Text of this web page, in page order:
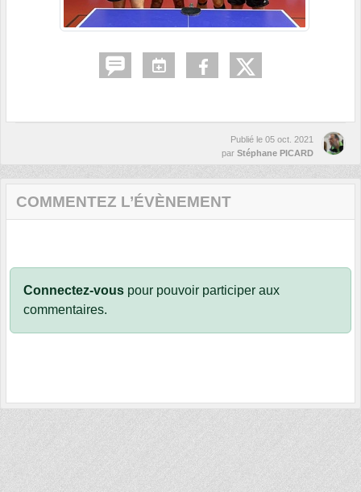
Publié le 05 oct. 2021
par Stéphane PICARD
COMMENTEZ L’ÉVÈNEMENT
Connectez-vous pour pouvoir participer aux
commentaires.